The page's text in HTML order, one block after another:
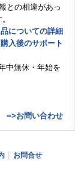
との相違があっ
についての詳細
入後のサポート
中無休・年始を
=>お問い合わせ
お問合せ